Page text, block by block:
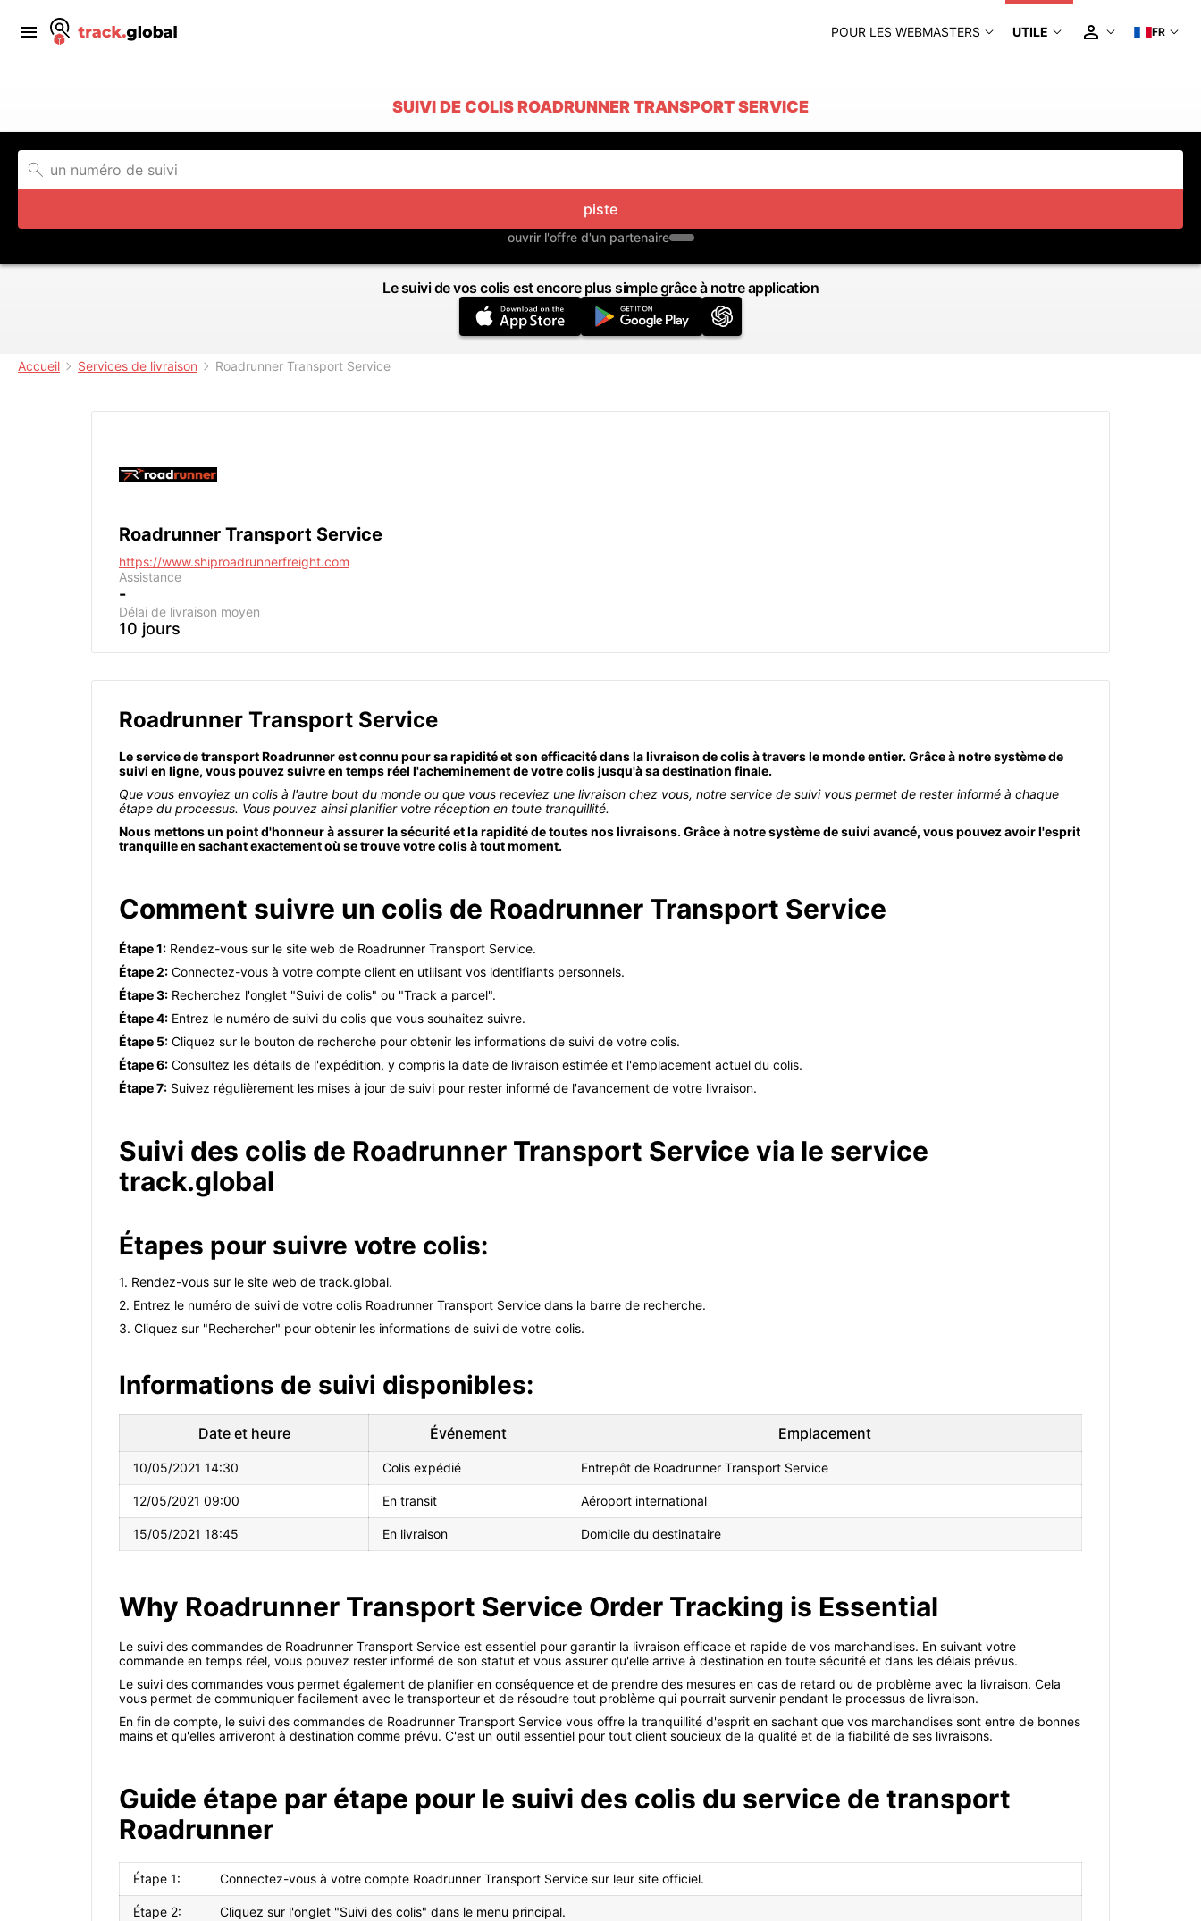
POUR LES WEBMASTERS UTILE FR
SUIVI DE COLIS ROADRUNNER TRANSPORT SERVICE
piste
ouvrir l'offre d'un partenaire
Le suivi de vos colis est encore plus simple grâce à notre application
Accueil Services de livraison Roadrunner Transport Service
Roadrunner Transport Service
https://www.shiproadrunnerfreight.com
Assistance
-
Délai de livraison moyen
10 jours
Roadrunner Transport Service
Le service de transport Roadrunner est connu pour sa rapidité et son efficacité dans la livraison de colis à travers le monde entier. Grâce à notre système de
suivi en ligne, vous pouvez suivre en temps réel l'acheminement de votre colis jusqu'à sa destination finale.
Que vous envoyiez un colis à l'autre bout du monde ou que vous receviez une livraison chez vous, notre service de suivi vous permet de rester informé à chaque
étape du processus. Vous pouvez ainsi planifier votre réception en toute tranquillité.
Nous mettons un point d'honneur à assurer la sécurité et la rapidité de toutes nos livraisons. Grâce à notre système de suivi avancé, vous pouvez avoir l'esprit
tranquille en sachant exactement où se trouve votre colis à tout moment.
Comment suivre un colis de Roadrunner Transport Service
Étape 1: Rendez-vous sur le site web de Roadrunner Transport Service.
Étape 2: Connectez-vous à votre compte client en utilisant vos identifiants personnels.
Étape 3: Recherchez l'onglet "Suivi de colis" ou "Track a parcel".
Étape 4: Entrez le numéro de suivi du colis que vous souhaitez suivre.
Étape 5: Cliquez sur le bouton de recherche pour obtenir les informations de suivi de votre colis.
Étape 6: Consultez les détails de l'expédition, y compris la date de livraison estimée et l'emplacement actuel du colis.
Étape 7: Suivez régulièrement les mises à jour de suivi pour rester informé de l'avancement de votre livraison.
Suivi des colis de Roadrunner Transport Service via le service
track.global
Étapes pour suivre votre colis:
1. Rendez-vous sur le site web de track.global.
2. Entrez le numéro de suivi de votre colis Roadrunner Transport Service dans la barre de recherche.
3. Cliquez sur "Rechercher" pour obtenir les informations de suivi de votre colis.
Informations de suivi disponibles:
Date et heure Événement Emplacement
10/05/2021 14:30 Colis expédié Entrepôt de Roadrunner Transport Service
12/05/2021 09:00 En transit Aéroport international
15/05/2021 18:45 En livraison Domicile du destinataire
Why Roadrunner Transport Service Order Tracking is Essential
Le suivi des commandes de Roadrunner Transport Service est essentiel pour garantir la livraison efficace et rapide de vos marchandises. En suivant votre
commande en temps réel, vous pouvez rester informé de son statut et vous assurer qu'elle arrive à destination en toute sécurité et dans les délais prévus.
Le suivi des commandes vous permet également de planifier en conséquence et de prendre des mesures en cas de retard ou de problème avec la livraison. Cela
vous permet de communiquer facilement avec le transporteur et de résoudre tout problème qui pourrait survenir pendant le processus de livraison.
En fin de compte, le suivi des commandes de Roadrunner Transport Service vous offre la tranquillité d'esprit en sachant que vos marchandises sont entre de bonnes
mains et qu'elles arriveront à destination comme prévu. C'est un outil essentiel pour tout client soucieux de la qualité et de la fiabilité de ses livraisons.
Guide étape par étape pour le suivi des colis du service de transport
Roadrunner
Étape 1: Connectez-vous à votre compte Roadrunner Transport Service sur leur site officiel.
Étape 2: Cliquez sur l'onglet "Suivi des colis" dans le menu principal.